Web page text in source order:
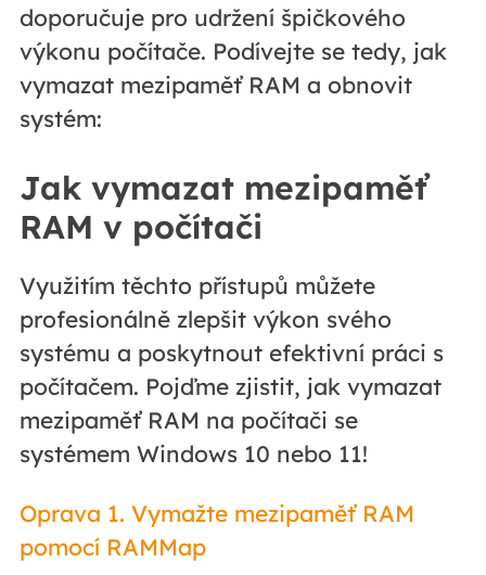
doporučuje pro udržení špičkového
výkonu počítače. Podívejte se tedy, jak
vymazat mezipaměť RAM a obnovit
systém:
Jak vymazat mezipaměť
RAM v počítači
Využitím těchto přístupů můžete
profesionálně zlepšit výkon svého
systému a poskytnout efektivní práci s
počítačem. Pojďme zjistit, jak vymazat
mezipaměť RAM na počítači se
systémem Windows 10 nebo 11!
Oprava 1. Vymažte mezipaměť RAM
pomocí RAMMap